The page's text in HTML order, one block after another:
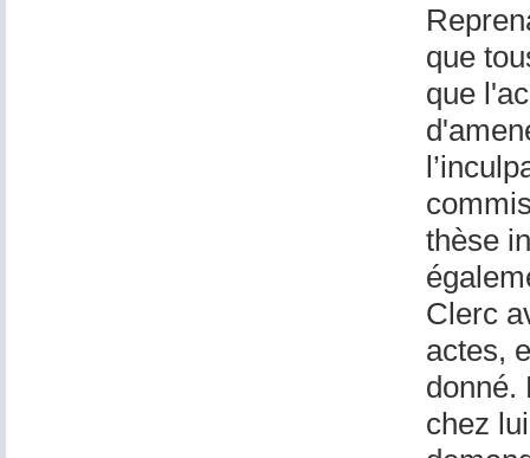
que
que
thèse
Clerc
actes,
donné.
chez